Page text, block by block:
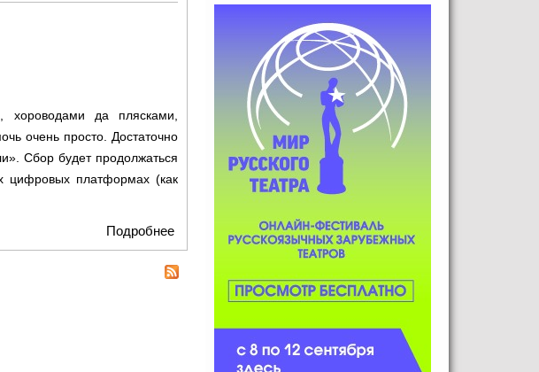
хороводами да плясками,
очень просто. Достаточно
Сбор будет продолжаться
платформах (как
Подробнее о Поклонники помогут Нейромонаху Феофану выпустить
акустический альбом